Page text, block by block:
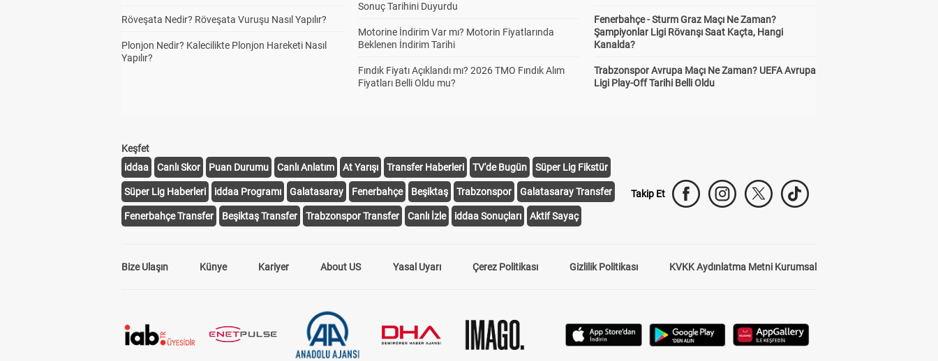
Röveşata Nedir? Röveşata Vuruşu Nasıl Yapılır?
Plonjon Nedir? Kalecilikte Plonjon Hareketi Nasıl
Yapılır?
Sonuç Tarihini Duyurdu
Motorine İndirim Var mı? Motorin Fiyatlarında
Beklenen İndirim Tarihi
Fındık Fiyatı Açıklandı mı? 2026 TMO Fındık Alım
Fiyatları Belli Oldu mu?
Fenerbahçe - Sturm Graz Maçı Ne Zaman?
Şampiyonlar Ligi Rövanşı Saat Kaçta, Hangi
Kanalda?
Trabzonspor Avrupa Maçı Ne Zaman? UEFA Avrupa
Ligi Play-Off Tarihi Belli Oldu
Keşfet
iddaa
Canlı Skor Puan Durumu Canlı Anlatım At Yarışı Transfer Haberleri TV'de Bugün Süper Lig Fikstür
Süper Lig Haberleri iddaa Programı Galatasaray Fenerbahçe Beşiktaş Trabzonspor Galatasaray Transfer
Fenerbahçe Transfer Beşiktaş Transfer Trabzonspor Transfer Canlı İzle iddaa Sonuçları Aktif Sayaç
Takip Et
Bize Ulaşın Künye Kariyer About US Yasal Uyarı Çerez Politikası Gizlilik Politikası KVKK Aydınlatma Metni Kurumsal